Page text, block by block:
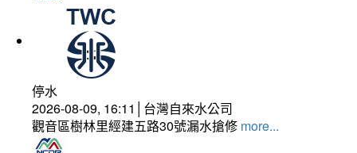
停水
2026-08-09, 16:11│台灣自來水公司
觀音區樹林里經建五路30號漏水搶修 more...